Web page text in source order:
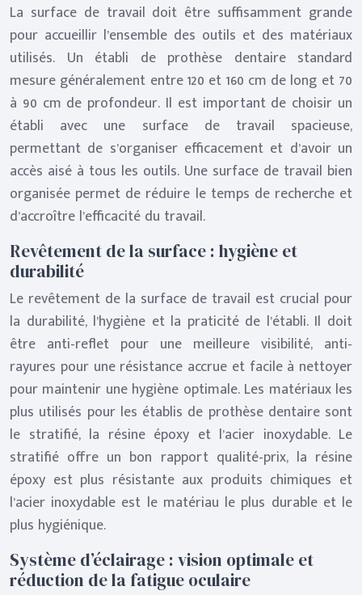
La surface de travail doit être suffisamment grande
pour accueillir l’ensemble des outils et des matériaux
utilisés. Un établi de prothèse dentaire standard
mesure généralement entre 120 et 160 cm de long et 70
à 90 cm de profondeur. Il est important de choisir un
établi avec une surface de travail spacieuse,
permettant de s’organiser efficacement et d’avoir un
accès aisé à tous les outils. Une surface de travail bien
organisée permet de réduire le temps de recherche et
d’accroître l’efficacité du travail.
Revêtement de la surface : hygiène et
durabilité
Le revêtement de la surface de travail est crucial pour
la durabilité, l’hygiène et la praticité de l’établi. Il doit
être anti-reflet pour une meilleure visibilité, anti-
rayures pour une résistance accrue et facile à nettoyer
pour maintenir une hygiène optimale. Les matériaux les
plus utilisés pour les établis de prothèse dentaire sont
le stratifié, la résine époxy et l’acier inoxydable. Le
stratifié offre un bon rapport qualité-prix, la résine
époxy est plus résistante aux produits chimiques et
l’acier inoxydable est le matériau le plus durable et le
plus hygiénique.
Système d’éclairage : vision optimale et
réduction de la fatigue oculaire